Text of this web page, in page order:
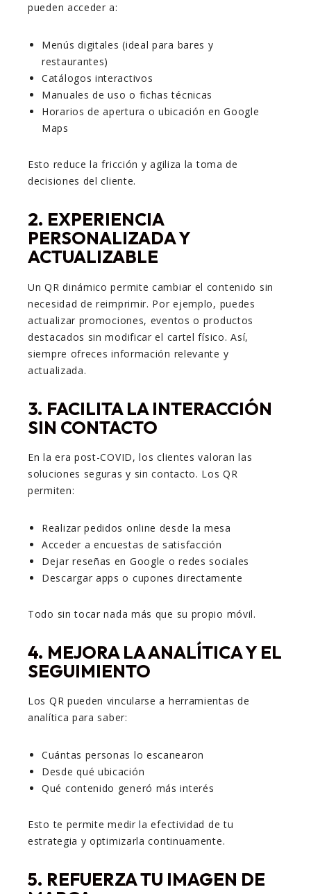
pueden acceder a:
Menús digitales (ideal para bares y
restaurantes)
Catálogos interactivos
Manuales de uso o fichas técnicas
Horarios de apertura o ubicación en Google
Maps
Esto reduce la fricción y agiliza la toma de
decisiones del cliente.
2. EXPERIENCIA
PERSONALIZADA Y
ACTUALIZABLE
Un QR dinámico permite cambiar el contenido sin
necesidad de reimprimir. Por ejemplo, puedes
actualizar promociones, eventos o productos
destacados sin modificar el cartel físico. Así,
siempre ofreces información relevante y
actualizada.
3. FACILITA LA INTERACCIÓN
SIN CONTACTO
En la era post-COVID, los clientes valoran las
soluciones seguras y sin contacto. Los QR
permiten:
Realizar pedidos online desde la mesa
Acceder a encuestas de satisfacción
Dejar reseñas en Google o redes sociales
Descargar apps o cupones directamente
Todo sin tocar nada más que su propio móvil.
4. MEJORA LA ANALÍTICA Y EL
SEGUIMIENTO
Los QR pueden vincularse a herramientas de
analítica para saber:
Cuántas personas lo escanearon
Desde qué ubicación
Qué contenido generó más interés
Esto te permite medir la efectividad de tu
estrategia y optimizarla continuamente.
5. REFUERZA TU IMAGEN DE